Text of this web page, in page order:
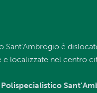
Sant’Ambrogio è
e localizzate nel centro